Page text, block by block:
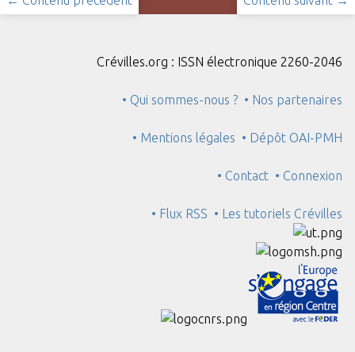
Crévilles.org : ISSN électronique 2260-2046
• Qui sommes-nous ? • Nos partenaires
• Mentions légales • Dépôt OAI-PMH
• Contact • Connexion
• Flux RSS • Les tutoriels Crévilles